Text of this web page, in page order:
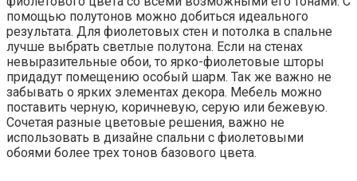
помощью полутонов можно добиться идеального
результата. Для фиолетовых стен и потолка в спальне
лучше выбрать светлые полутона. Если на стенах
невыразительные обои, то ярко-фиолетовые шторы
придадут помещению особый шарм. Так же важно не
забывать о ярких элементах декора. Мебель можно
поставить черную, коричневую, серую или бежевую.
Сочетая разные цветовые решения, важно не
использовать в дизайне спальни с фиолетовыми
обоями более трех тонов базового цвета.